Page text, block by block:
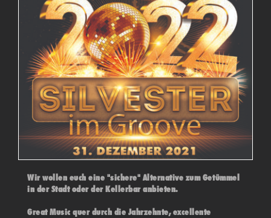
Wir wollen euch eine "sichere" Alternative zum Getümmel
in der Stadt oder der Kellerbar anbieten.
Great Music quer durch die Jahrzehnte, excellente